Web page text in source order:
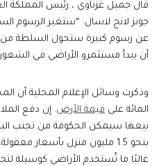
قال جميل غزناوي ، رئيس المملكة
جونز لانج لاسال: “ستغير
عن رسوم كبيرة ستحول السلطة من
أن يبدأ مستثمرو الأراضي في الشعور
المائة على قيمة الأرض. إن دفع
بيعها سيمكن الحكومة من تجنب
بنحو 1.5 مليون منزل بأسعار
غالبًا ما تُستخدم الأراضي كوسيلة